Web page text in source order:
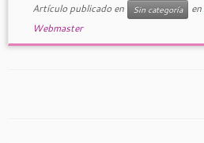
Artículo publicado en Sin categoría en
Webmaster